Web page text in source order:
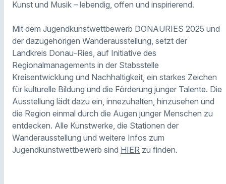
Kunst und Musik – lebendig, offen und inspirierend.
Mit dem Jugendkunstwettbewerb DONAURIES 2025 und
der dazugehörigen Wanderausstellung, setzt der
Landkreis Donau‑Ries, auf Initiative des
Regionalmanagements in der Stabsstelle
Kreisentwicklung und Nachhaltigkeit, ein starkes Zeichen
für kulturelle Bildung und die Förderung junger Talente. Die
Ausstellung lädt dazu ein, innezuhalten, hinzusehen und
die Region einmal durch die Augen junger Menschen zu
entdecken. Alle Kunstwerke, die Stationen der
Wanderausstellung und weitere Infos zum
Jugendkunstwettbewerb sind HIER zu finden.